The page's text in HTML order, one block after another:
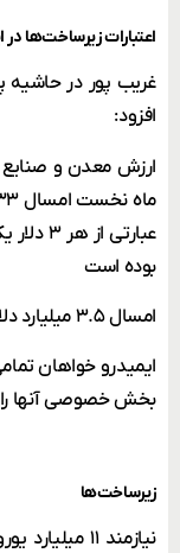
اعتبارات زیرساخت‌ها در ایمیدرو ۴۰۰٪
غریب پور در حاشیه
افزود:
عبارتی از هر ۳ دلار یک دلار مربوط به حوزه
بوده است
امسال ۳.۵ میلیارد دلار طرح برای افتتاح داریم.
ایمیدرو خواهان
بخش خصوصی آنها را
زیرساخت‌ها
نیازمند ۱۱